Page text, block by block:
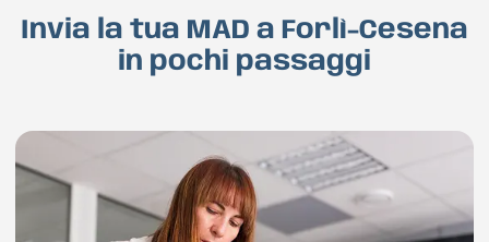
Invia la tua MAD a Forlì-Cesena
in pochi passaggi